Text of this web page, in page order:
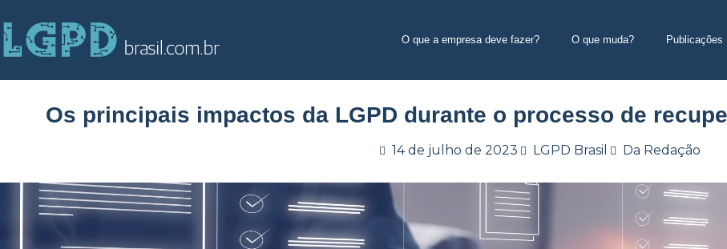
O que a empresa deve fazer? O que muda? Publicações
Os principais impactos da LGPD durante o processo de
14 de julho de 2023 LGPD Brasil Da Redação